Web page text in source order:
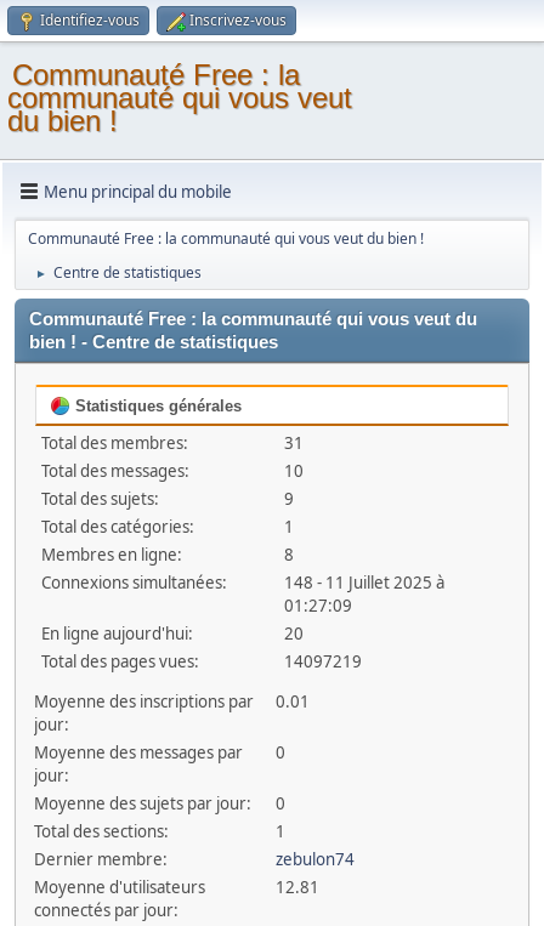
Identifiez-vous Inscrivez-vous
Communauté Free : la
communauté qui vous veut
du bien !
Menu principal du mobile
Communauté Free : la communauté qui vous veut du bien !
► Centre de statistiques
Communauté Free : la communauté qui vous veut du
bien ! - Centre de statistiques
Statistiques générales
Total des membres:
31
Total des messages:
10
Total des sujets:
9
Total des catégories:
1
Membres en ligne:
8
Connexions simultanées:
148 - 11 Juillet 2025 à
01:27:09
En ligne aujourd'hui:
20
Total des pages vues:
14097219
Moyenne des inscriptions par
jour:
0.01
Moyenne des messages par
jour:
0
Moyenne des sujets par jour:
0
Total des sections:
1
Dernier membre:
zebulon74
Moyenne d'utilisateurs
connectés par jour:
12.81